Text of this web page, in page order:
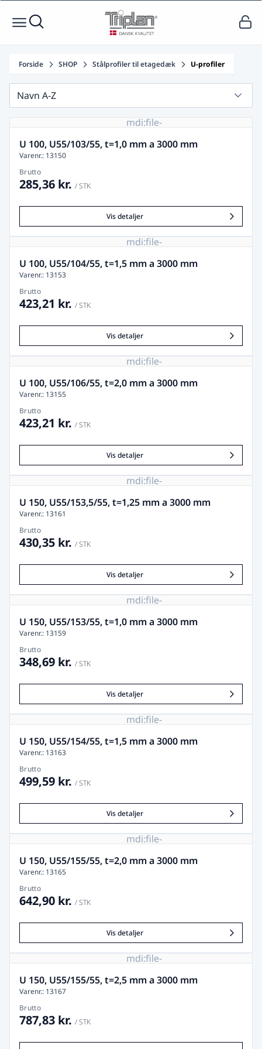
Forside SHOP Stålprofiler til etagedæk U-profiler
Navn A-Z
mdi:file-
image-
remove
U 100, U55/103/55, t=1,0 mm a 3000 mm
Varenr.: 13150
Brutto
285,36 kr. / STK
Vis detaljer
mdi:file-
image-
remove
U 100, U55/104/55, t=1,5 mm a 3000 mm
Varenr.: 13153
Brutto
423,21 kr. / STK
Vis detaljer
mdi:file-
image-
remove
U 100, U55/106/55, t=2,0 mm a 3000 mm
Varenr.: 13155
Brutto
423,21 kr. / STK
Vis detaljer
mdi:file-
image-
remove
U 150, U55/153,5/55, t=1,25 mm a 3000 mm
Varenr.: 13161
Brutto
430,35 kr. / STK
Vis detaljer
mdi:file-
image-
remove
U 150, U55/153/55, t=1,0 mm a 3000 mm
Varenr.: 13159
Brutto
348,69 kr. / STK
Vis detaljer
mdi:file-
image-
remove
U 150, U55/154/55, t=1,5 mm a 3000 mm
Varenr.: 13163
Brutto
499,59 kr. / STK
Vis detaljer
mdi:file-
image-
remove
U 150, U55/155/55, t=2,0 mm a 3000 mm
Varenr.: 13165
Brutto
642,90 kr. / STK
Vis detaljer
mdi:file-
image-
remove
U 150, U55/155/55, t=2,5 mm a 3000 mm
Varenr.: 13167
Brutto
787,83 kr. / STK